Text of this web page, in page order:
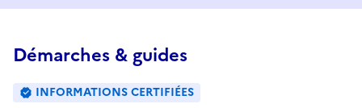
Démarches & guides
INFORMATIONS CERTIFIÉES